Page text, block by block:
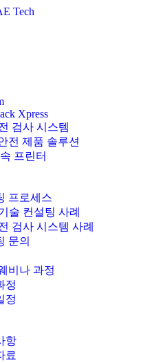
Xpress
검사 시스템
전 제품 솔루션
프린터
프로세스
술 컨설팅 사례
검사 시스템 사례
문의
비나 과정
정
정
항
료